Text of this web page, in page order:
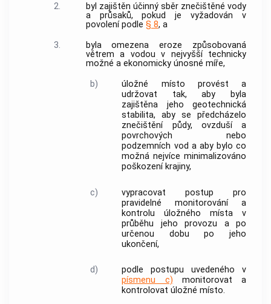
2.
byl zajištěn účinný sběr znečištěné vody
a průsaků, pokud je vyžadován v
povolení podle § 8, a
3.
byla omezena eroze způsobovaná
větrem a vodou v nejvyšší technicky
možné a ekonomicky únosné míře,
b) úložné místo provést a
udržovat tak, aby byla
zajištěna jeho geotechnická
stabilita, aby se předcházelo
znečištění půdy, ovzduší a
povrchových nebo
podzemních vod a aby bylo co
možná nejvíce minimalizováno
poškození krajiny,
c)
vypracovat postup pro
pravidelné monitorování a
kontroluúložného místa v
průběhu jeho provozu a po
určenou dobu po jeho
ukončení,
d)
podle postupu uvedeného v
písmenu c) monitorovat a
kontrolovatúložné místo.